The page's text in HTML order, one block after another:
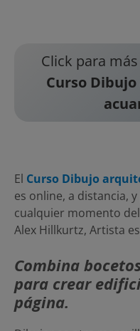
Click para
Curso
El Curso Dibujo
es online, a distancia,
cualquier momento
Alex Hillkurtz, Artista
Combina
para crear
página.